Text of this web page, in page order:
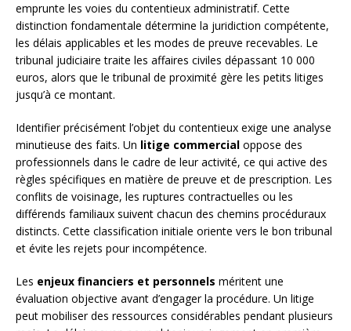
emprunte les voies du contentieux administratif. Cette
distinction fondamentale détermine la juridiction compétente,
les délais applicables et les modes de preuve recevables. Le
tribunal judiciaire traite les affaires civiles dépassant 10 000
euros, alors que le tribunal de proximité gère les petits litiges
jusqu’à ce montant.
Identifier précisément l’objet du contentieux exige une analyse
minutieuse des faits. Un litige commercial oppose des
professionnels dans le cadre de leur activité, ce qui active des
règles spécifiques en matière de preuve et de prescription. Les
conflits de voisinage, les ruptures contractuelles ou les
différends familiaux suivent chacun des chemins procéduraux
distincts. Cette classification initiale oriente vers le bon tribunal
et évite les rejets pour incompétence.
Les enjeux financiers et personnels méritent une
évaluation objective avant d’engager la procédure. Un litige
peut mobiliser des ressources considérables pendant plusieurs